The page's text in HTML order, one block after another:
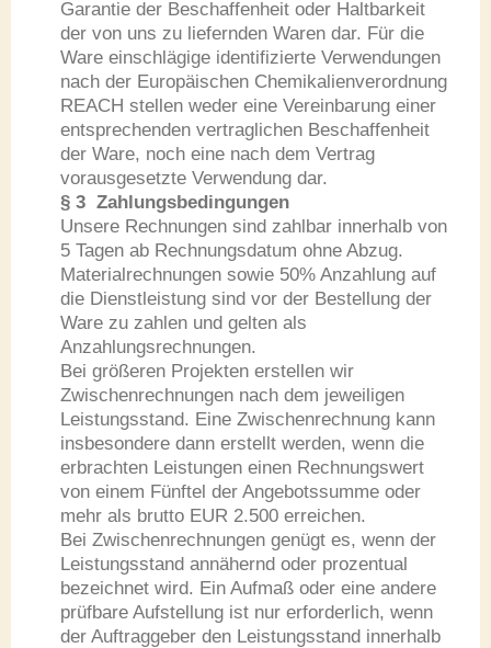
Garantie der Beschaffenheit oder Haltbarkeit
der von uns zu liefernden Waren dar. Für die
Ware einschlägige identifizierte Verwendungen
nach der Europäischen Chemikalienverordnung
REACH stellen weder eine Vereinbarung einer
entsprechenden vertraglichen Beschaffenheit
der Ware, noch eine nach dem Vertrag
vorausgesetzte Verwendung dar.
§ 3 Zahlungsbedingungen
Unsere Rechnungen sind zahlbar innerhalb von
5 Tagen ab Rechnungsdatum ohne Abzug.
Materialrechnungen sowie 50% Anzahlung auf
die Dienstleistung sind vor der Bestellung der
Ware zu zahlen und gelten als
Anzahlungsrechnungen.
Bei größeren Projekten erstellen wir
Zwischenrech­nungen nach dem jeweili­gen
Leistungsstand. Eine Zwischenrechnung kann
insbesondere dann erstellt werden, wenn die
erbrachten Leistungen einen Rechnungswert
von einem Fünftel der Angebotssumme oder
mehr als brutto EUR 2.500 erreichen.
Bei Zwischenrechnungen genügt es, wenn der
Leistungsstand annä­hernd oder prozentual
bezeichnet wird. Ein Aufmaß oder eine andere
prüfbare Aufstellung ist nur erforderlich, wenn
der Auftraggeber den Leistungsstand inner­halb